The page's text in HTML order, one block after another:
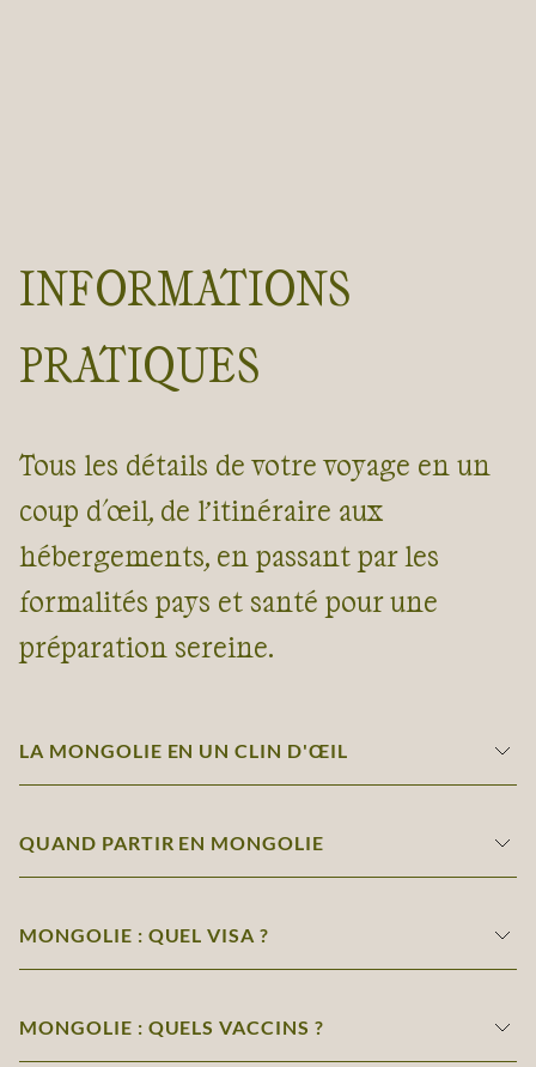
INFORMATIONS
PRATIQUES
Tous les détails de votre voyage en un
coup d'œil, de l’itinéraire aux
hébergements, en passant par les
formalités pays et santé pour une
préparation sereine.
LA MONGOLIE EN UN CLIN D'ŒIL
QUAND PARTIR EN MONGOLIE
MONGOLIE : QUEL VISA ?
MONGOLIE : QUELS VACCINS ?